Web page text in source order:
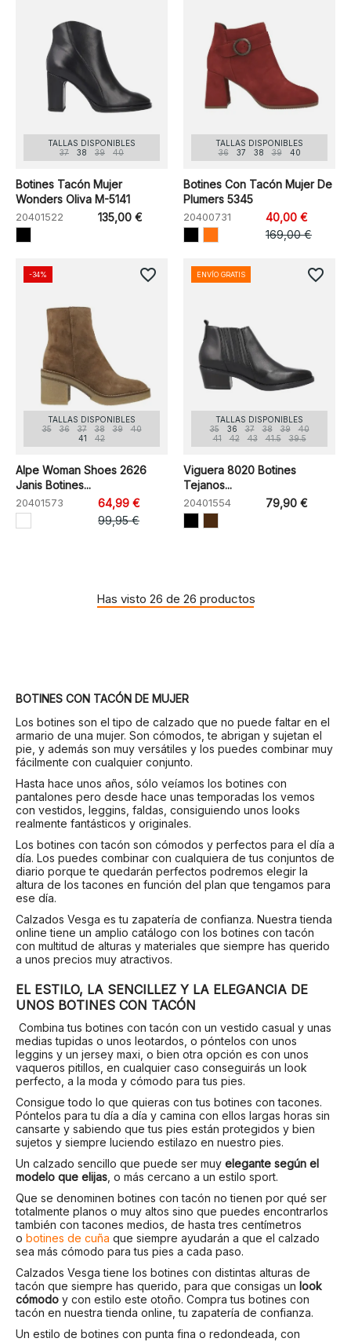
TALLAS DISPONIBLES
37
38 39 40
Botines Tacón Mujer
Wonders Oliva M-5141
20401522 135,00 €
TALLAS DISPONIBLES
36
37 38 39 40
Botines Con Tacón Mujer De
Plumers 5345
20400731
40,00 €
169,00 €
TALLAS DISPONIBLES
35
36 37 38 39
40
41
42
Alpe Woman Shoes 2626
Janis Botines...
20401573
64,99 €
99,95 €
-34% favorite_border
TALLAS DISPONIBLES
35
36 37 38 39
40
41
42 43 41.5 39.5
Viguera 8020 Botines
Tejanos...
20401554 79,90 €
ENVÍO GRATIS favorite_border
Has visto 26 de 26 productos
BOTINES CON TACÓN DE MUJER
Los botines son el tipo de calzado que no puede faltar en el
armario de una mujer. Son cómodos, te abrigan y sujetan el
pie, y además son muy versátiles y los puedes combinar muy
fácilmente con cualquier conjunto.
Hasta hace unos años, sólo veíamos los botines con
pantalones pero desde hace unas temporadas los vemos
con vestidos, leggins, faldas, consiguiendo unos looks
realmente fantásticos y originales.
Los botines con tacón son cómodos y perfectos para el día a
día. Los puedes combinar con cualquiera de tus conjuntos de
diario porque te quedarán perfectos podremos elegir la
altura de los tacones en función del plan que tengamos para
ese día.
Calzados Vesga es tu zapatería de confianza. Nuestra tienda
online tiene un amplio catálogo con los botines con tacón
con multitud de alturas y materiales que siempre has querido
a unos precios muy atractivos.
EL ESTILO, LA SENCILLEZ Y LA ELEGANCIA DE
UNOS BOTINES CON TACÓN
Combina tus botines con tacón con un vestido casual y unas
medias tupidas o unos leotardos, o póntelos con unos
leggins y un jersey maxi, o bien otra opción es con unos
vaqueros pitillos, en cualquier caso conseguirás un look
perfecto, a la moda y cómodo para tus pies.
Consigue todo lo que quieras con tus botines con tacones.
Póntelos para tu día a día y camina con ellos largas horas sin
cansarte y sabiendo que tus pies están protegidos y bien
sujetos y siempre luciendo estilazo en nuestro pies.
Un calzado sencillo que puede ser muy elegante según el
modelo que elijas, o más cercano a un estilo sport.
Que se denominen botines con tacón no tienen por qué ser
totalmente planos o muy altos sino que puedes encontrarlos
también con tacones medios, de hasta tres centímetros
o botines de cuña que siempre ayudarán a que el calzado
sea más cómodo para tus pies a cada paso.
Calzados Vesga tiene los botines con distintas alturas de
tacón que siempre has querido, para que consigas un look
cómodo y con estilo este otoño. Compra tus botines con
tacón en nuestra tienda online, tu zapatería de confianza.
Un estilo de botines con punta fina o redondeada, con